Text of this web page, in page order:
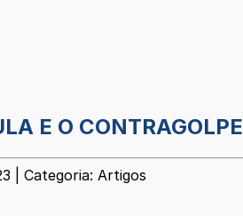
E O CONTRAGOLPE
| Categoria: Artigos